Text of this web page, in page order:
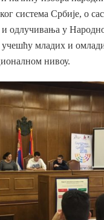
система Србије, о
и одлучивања у
учешћу младих и
нивоу.